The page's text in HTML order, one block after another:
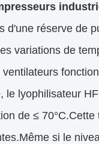
d'une réserve de
variations de
lyophilisateur
de ≤
si le